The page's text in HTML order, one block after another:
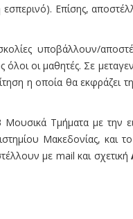
Επίσης,
υποβάλλουν/
οι μαθητές. Σε
η οποία θα εκφράζει
Τμήματα με την
Μακεδονίας,
με mail και σχετική